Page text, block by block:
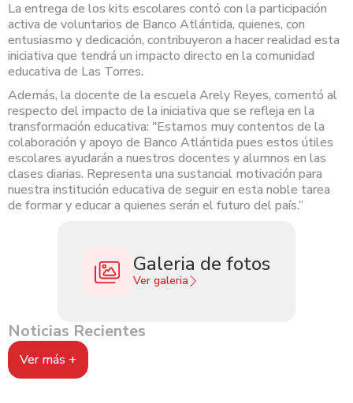
La entrega de los kits escolares contó con la participación
activa de voluntarios de Banco Atlántida, quienes, con
entusiasmo y dedicación, contribuyeron a hacer realidad esta
iniciativa que tendrá un impacto directo en la comunidad
educativa de Las Torres.
Además, la docente de la escuela Arely Reyes, comentó al
respecto del impacto de la iniciativa que se refleja en la
transformación educativa: "Estamos muy contentos de la
colaboración y apoyo de Banco Atlántida pues estos útiles
escolares ayudarán a nuestros docentes y alumnos en las
clases diarias. Representa una sustancial motivación para
nuestra institución educativa de seguir en esta noble tarea
de formar y educar a quienes serán el futuro del país.”
Galeria de fotos
Ver galeria
Noticias Recientes
Ver más +